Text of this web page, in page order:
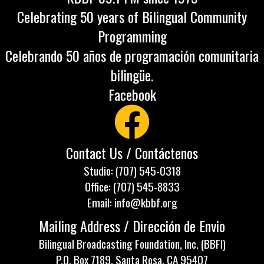
Celebrating 50 years of Bilingual Community
Programming
Celebrando 50 años de programación comunitaria
bilingüe.
Facebook
Contact Us / Contáctenos
Studio: (707) 545-0318
Office: (707) 545-8833
Email: info@kbbf.org
Mailing Address / Dirección de Envio
Bilingual Broadcasting Foundation, Inc. (BBFI)
P.O. Box 7189, Santa Rosa, CA 95407